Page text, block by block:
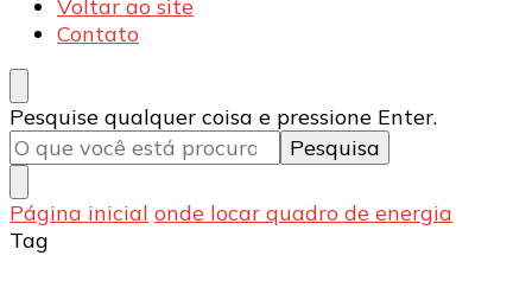
Voltar ao site
Contato
Procurando
algo?
Pesquise qualquer coisa e pressione Enter.
Página inicial onde locar quadro de energia
Tag